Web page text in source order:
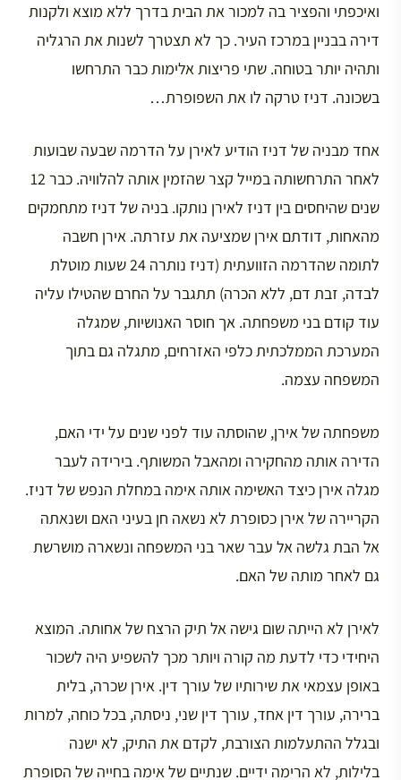
ואיכפתי והפציר בה למכור את הבית בדרך ללא מוצא ולקנות
דירה בבניין במרכז העיר. כך לא תצטרך לשנות את הרגליה
ותהיה יותר בטוחה. שתי פריצות אלימות כבר התרחשו
בשכונה. דניז טרקה לו את השפופרת…
אחד מבניה של דניז הודיע לאירן על הדרמה שבעה שבועות
לאחר התרחשותה במייל קצר שהזמין אותה להלוויה. כבר 12
שנים שהיחסים בין דניז לאירן נותקו. בניה של דניז מתחמקים
מהאחות, דודתם אירן שמציעה את עזרתה. אירן חשבה
לתומה שהדרמה הזוועתית (דניז נותרה 24 שעות מוטלת
לבדה, זבת דם, ללא הכרה) תתגבר על החרם שהטילו עליה
עוד קודם בני משפחתה. אך חוסר האנושיות, שמגלה
המערכת הממלכתית כלפי האזרחים, מתגלה גם בתוך
המשפחה עצמה.
משפחתה של אירן, שהוסתה עוד לפני שנים על ידי האם,
הדירה אותה מהחקירה ומהאבל המשותף. בירידה לעבר
מגלה אירן כיצד האשימה אותה אימה במחלת הנפש של דניז.
הקריירה של אירן כסופרת לא נשאה חן בעיני האם ושנאתה
אל הבת גלשה אל עבר שאר בני המשפחה ונשארה מושרשת
גם לאחר מותה של האם.
לאירן לא הייתה שום גישה אל תיק הרצח של אחותה. המוצא
היחידי כדי לדעת מה קורה ויותר מכך להשפיע היה לשכור
באופן עצמאי את שירותיו של עורך דין. אירן שכרה, בלית
ברירה, עורך דין אחד, עורך דין שני, ניסתה, בכל כוחה, למרות
ובגלל ההתעלמות הצורבת, לקדם את התיק, לא ישנה
בלילות, לא הרימה ידיים. שנתיים של אימה בחייה של הסופרת